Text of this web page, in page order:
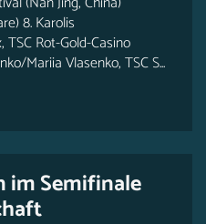
8. Karolis
Rot-Gold-Casino
Mariia Vlasenko, TSC S...
im Semifinale